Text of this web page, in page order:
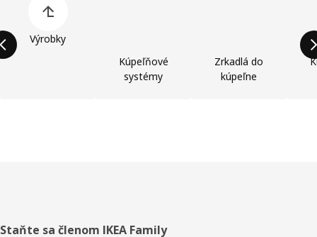
Výrobky
Kúpeľňové
systémy
Zrkadlá do
kúpeľne
Päta
Staňte sa členom IKEA Family